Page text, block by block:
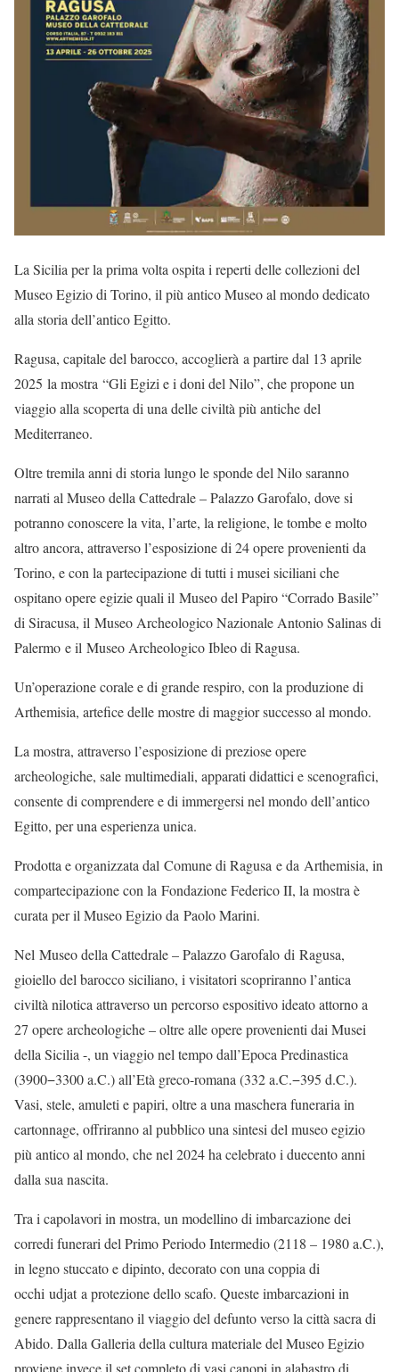
La Sicilia per la prima volta ospita i reperti delle collezioni del
Museo Egizio di Torino, il più antico Museo al mondo dedicato
alla storia dell’antico Egitto.
Ragusa, capitale del barocco, accoglierà a partire dal 13 aprile
2025 la mostra “Gli Egizi e i doni del Nilo”, che propone un
viaggio alla scoperta di una delle civiltà più antiche del
Mediterraneo.
Oltre tremila anni di storia lungo le sponde del Nilo saranno
narrati al Museo della Cattedrale – Palazzo Garofalo, dove si
potranno conoscere la vita, l’arte, la religione, le tombe e molto
altro ancora, attraverso l’esposizione di 24 opere provenienti da
Torino, e con la partecipazione di tutti i musei siciliani che
ospitano opere egizie quali il Museo del Papiro “Corrado Basile”
di Siracusa, il Museo Archeologico Nazionale Antonio Salinas di
Palermo e il Museo Archeologico Ibleo di Ragusa.
Un’operazione corale e di grande respiro, con la produzione di
Arthemisia, artefice delle mostre di maggior successo al mondo.
La mostra, attraverso l’esposizione di preziose opere
archeologiche, sale multimediali, apparati didattici e scenografici,
consente di comprendere e di immergersi nel mondo dell’antico
Egitto, per una esperienza unica.
Prodotta e organizzata dal Comune di Ragusa e da Arthemisia, in
compartecipazione con la Fondazione Federico II, la mostra è
curata per il Museo Egizio da Paolo Marini.
Nel Museo della Cattedrale – Palazzo Garofalo di Ragusa,
gioiello del barocco siciliano, i visitatori scopriranno l’antica
civiltà nilotica attraverso un percorso espositivo ideato attorno a
27 opere archeologiche – oltre alle opere provenienti dai Musei
della Sicilia -, un viaggio nel tempo dall’Epoca Predinastica
(3900−3300 a.C.) all’Età greco-romana (332 a.C.−395 d.C.).
Vasi, stele, amuleti e papiri, oltre a una maschera funeraria in
cartonnage, offriranno al pubblico una sintesi del museo egizio
più antico al mondo, che nel 2024 ha celebrato i duecento anni
dalla sua nascita.
Tra i capolavori in mostra, un modellino di imbarcazione dei
corredi funerari del Primo Periodo Intermedio (2118 – 1980 a.C.),
in legno stuccato e dipinto, decorato con una coppia di
occhi udjat a protezione dello scafo. Queste imbarcazioni in
genere rappresentano il viaggio del defunto verso la città sacra di
Abido. Dalla Galleria della cultura materiale del Museo Egizio
proviene invece il set completo di vasi canopi in alabastro di